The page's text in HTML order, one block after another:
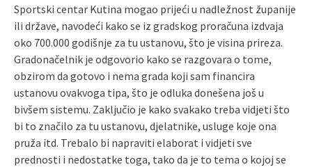
Sportski centar Kutina mogao prijeći u nadležnost županije
ili države, navodeći kako se iz gradskog proračuna izdvaja
oko 700.000 godišnje za tu ustanovu, što je visina prireza.
Gradonačelnik je odgovorio kako se razgovara o tome,
obzirom da gotovo i nema grada koji sam financira
ustanovu ovakvoga tipa, što je odluka donešena još u
bivšem sistemu. Zaključio je kako svakako treba vidjeti što
bi to značilo za tu ustanovu, djelatnike, usluge koje ona
pruža itd. Trebalo bi napraviti elaborat i vidjeti sve
prednosti i nedostatke toga, tako da je to tema o kojoj se